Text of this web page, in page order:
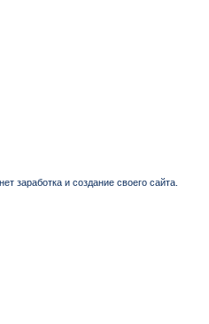
заработка и создание своего сайта.